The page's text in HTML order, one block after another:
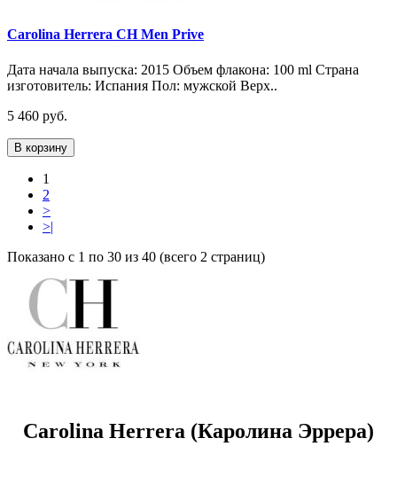
Carolina Herrera CH Men Prive
Дата начала выпуска: 2015 Объем флакона: 100 ml Страна
изготовитель: Испания Пол: мужской Верх..
5 460 руб.
В корзину
1
2
>
>|
Показано с 1 по 30 из 40 (всего 2 страниц)
Carolina Herrera (Каролина Эррера)